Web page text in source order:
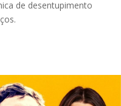
de desentupimento